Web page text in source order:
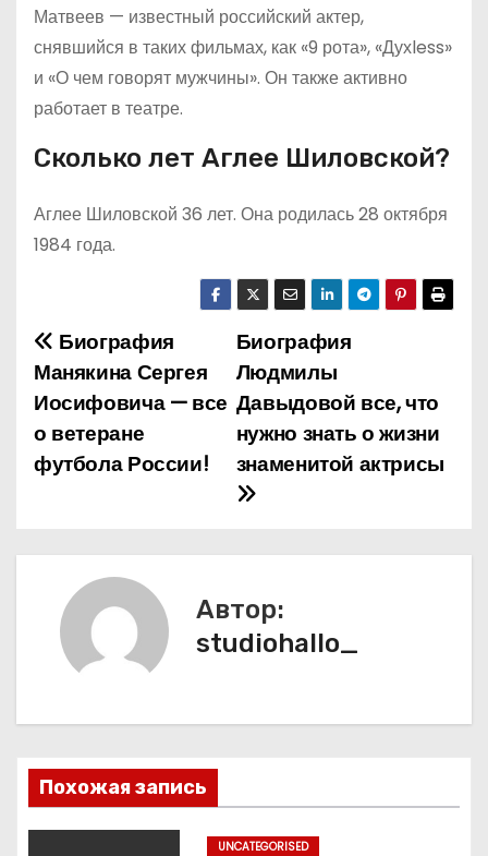
Матвеев — известный российский актер,
снявшийся в таких фильмах, как «9 рота», «Духless»
и «О чем говорят мужчины». Он также активно
работает в театре.
Сколько лет Аглее Шиловской?
Аглее Шиловской 36 лет. Она родилась 28 октября
1984 года.
Н
а
в
и
я
п
о
Биография
Людмилы
Давыдовой все, что
нужно знать о жизни
знаменитой актрисы
Биография
Манякина Сергея
Иосифовича — все
о ветеране
футбола России!
Автор:
studiohallo_
Похожая запись
UNCATEGORISED